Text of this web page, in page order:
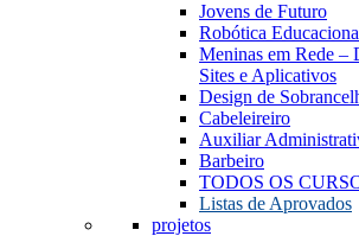
Jovens de Futuro
Robótica
Meninas em Rede –
Sites e Aplicativos
Design de
Cabeleireiro
Auxiliar
Barbeiro
TODOS OS
Listas de Aprovados
projetos